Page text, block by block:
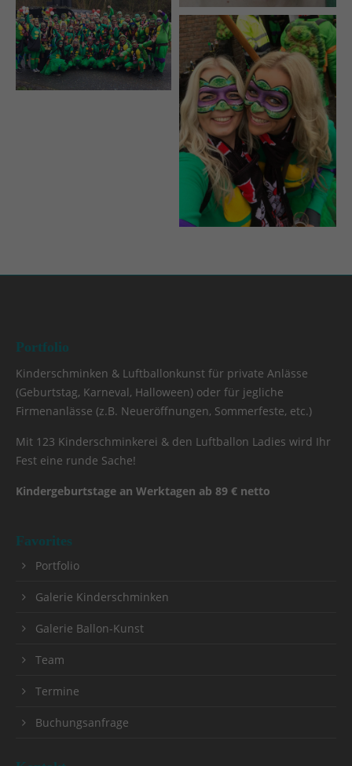
Portfolio
Kinderschminken & Luftballonkunst für private Anlässe
(Geburtstag, Karneval, Halloween) oder für jegliche
Firmenanlässe (z.B. Neueröffnungen, Sommerfeste, etc.)
Mit 123 Kinderschminkerei & den Luftballon Ladies wird Ihr
Fest eine runde Sache!
Kindergeburtstage an Werktagen ab 89 € netto
Favorites
Portfolio
Galerie Kinderschminken
Galerie Ballon-Kunst
Team
Termine
Buchungsanfrage